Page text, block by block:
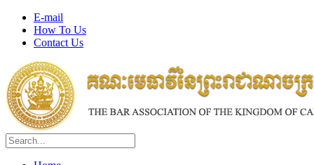
E-mail
How To Us
Contact Us